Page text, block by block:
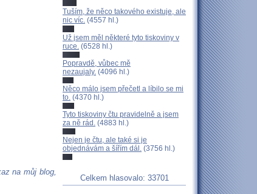
na můj blog,
Tuším, že něco takového existuje, ale
nic víc. (4557 hl.)
Už jsem měl některé tyto tiskoviny v
ruce. (6528 hl.)
Popravdě, vůbec mě
nezaujaly. (4096 hl.)
Něco málo jsem přečetl a líbilo se mi
to. (4370 hl.)
Tyto tiskoviny čtu pravidelně a jsem
za ně rád. (4883 hl.)
Nejen je čtu, ale také si je
objednávám a šířím dál. (3756 hl.)
Celkem hlasovalo: 33701